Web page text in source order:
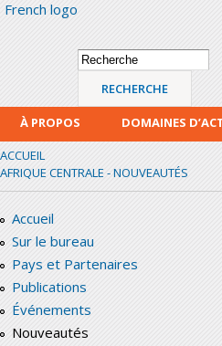
French logo
Formulaire de
recherche
Recherche
À PROPOS DOMAINES
ACCUEIL
AFRIQUE CENTRALE - NOUVEAUTÉS
Accueil
Sur le bureau
Pays et Partenaires
Publications
Événements
Nouveautés